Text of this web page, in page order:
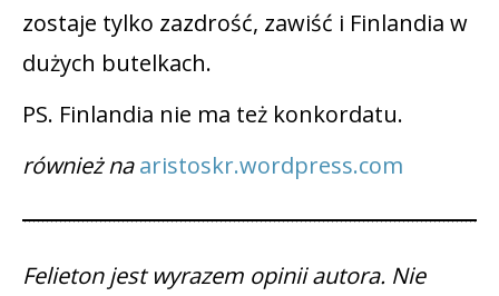
zostaje tylko zazdrość, zawiść i Finlandia w
dużych butelkach.
PS. Finlandia nie ma też konkordatu.
również naaristoskr.wordpress.com
Felieton jest wyrazem opinii autora. Nie